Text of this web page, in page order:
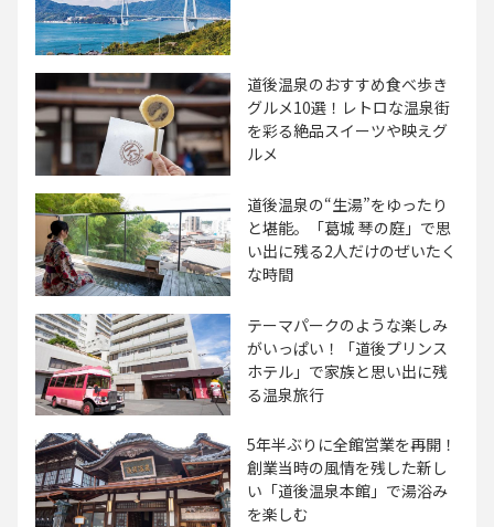
道後温泉のおすすめ食べ歩き
グルメ10選！レトロな温泉街
を彩る絶品スイーツや映えグ
ルメ
道後温泉の“生湯”をゆったり
と堪能。「葛城 琴の庭」で思
い出に残る2人だけのぜいたく
な時間
テーマパークのような楽しみ
がいっぱい！「道後プリンス
ホテル」で家族と思い出に残
る温泉旅行
5年半ぶりに全館営業を再開！
創業当時の風情を残した新し
い「道後温泉本館」で湯浴み
を楽しむ